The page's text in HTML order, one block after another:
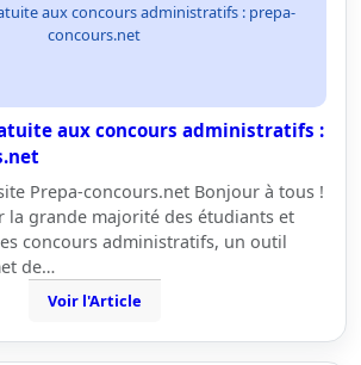
aux concours administratifs : prepa-
concours.net
aux concours administratifs :
Prepa-concours.net Bonjour à tous !
la grande majorité des étudiants et
concours administratifs, un outil
de…
Voir l'Article